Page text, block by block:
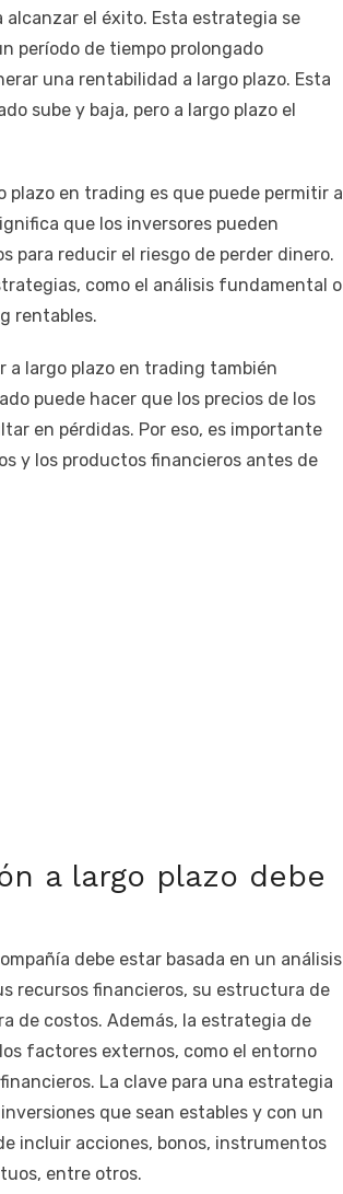
el éxito. Esta estrategia se
período de tiempo prolongado
una rentabilidad a largo plazo. Esta
sube y baja, pero a largo plazo el
plazo en trading es que puede permitir a
que los inversores pueden
reducir el riesgo de perder dinero.
como el análisis fundamental o
rentables.
a largo plazo en trading también
puede hacer que los precios de los
en pérdidas. Por eso, es importante
y los productos financieros antes de
a largo plazo debe
debe estar basada en un análisis
recursos financieros, su estructura de
de costos. Además, la estrategia de
factores externos, como el entorno
La clave para una estrategia
que sean estables y con un
incluir acciones, bonos, instrumentos
entre otros.